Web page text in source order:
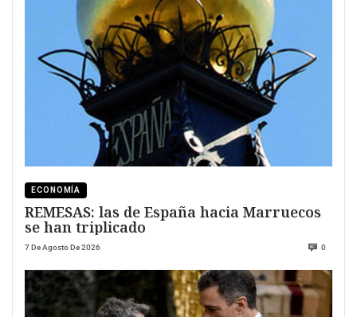
ECONOMÍA
REMESAS: las de España hacia Marruecos
se han triplicado
7 De Agosto De 2026 0